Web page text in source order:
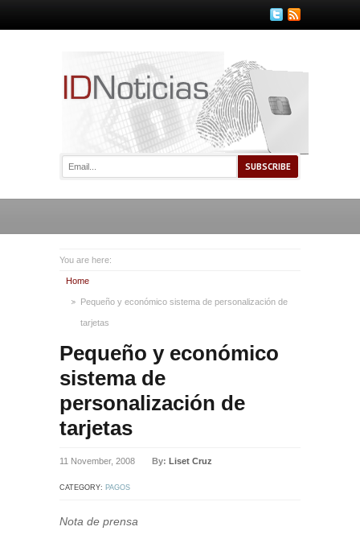
You are here:
Home
Pequeño y económico sistema de personalización de
tarjetas
Pequeño y económico
sistema de
personalización de
tarjetas
11 November, 2008 By: Liset Cruz
CATEGORY: PAGOS
Nota de prensa